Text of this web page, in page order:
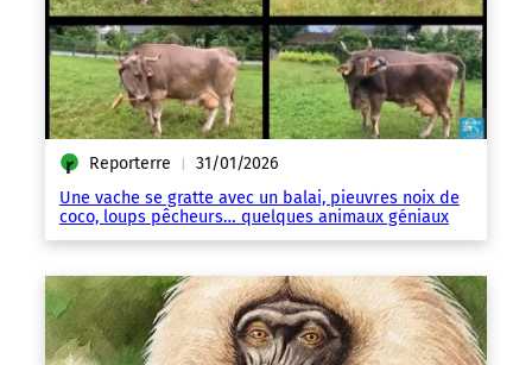
Reporterre | 31/01/2026
Une vache se gratte avec un balai, pieuvres noix de
coco, loups pêcheurs… quelques animaux géniaux